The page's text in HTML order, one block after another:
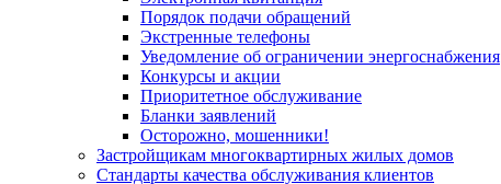
Порядок подачи обращений
Экстренные телефоны
Уведомление об ограничении энергоснабжения
Конкурсы и акции
Приоритетное обслуживание
Бланки заявлений
Осторожно, мошенники!
Застройщикам многоквартирных жилых домов
Стандарты качества обслуживания клиентов